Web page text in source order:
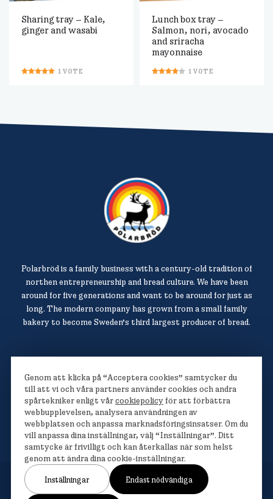
Sharing tray – Kale,
ginger and wasabi
1 VOTE
Lunch box tray –
Salmon, nori, avocado
and sriracha
mayonnaise
1 VOTE
Polarbröd is a family business with a century-old tradition of
northen entrepreneurship and bread culture. We have been
around for five generations and want to be around for just as
long. The modern company has grown from a small family
bakery to become Sweden’s third largest producer of bread.
942 36 Älvsbyn
010-450 60 00
info@polarbrod.se
Genom att klicka på “Acceptera cookies” samtycker du
till att vi och våra partners använder cookies och andra
spårtekniker enligt vårcookiepolicyför att förbättra
webbupplevelsen, analysera användningen av
webbplatsen och anpassa marknadsföringsinsatser. Om du
vill anpassa dina inställningar, välj “Inställningar”. Ditt
samtycke är frivilligt och kan återkallas när som helst
genom att ändra dina cookie-inställningar.
Inställningar Endast nödvändiga